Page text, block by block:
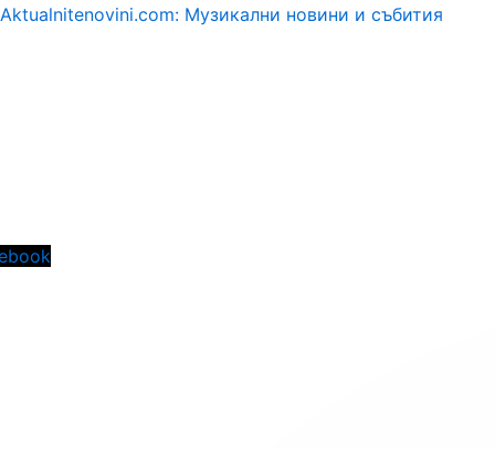
Aktualnitenovini.com: Музикални новини и събития
Menu